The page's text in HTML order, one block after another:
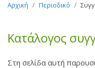
Αρχική Περιοδικό
Κατάλογος
Στη σελίδα αυτή